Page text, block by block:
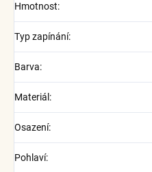
Hmotnost:
Typ zapínání:
Barva:
Materiál :
Osazení:
Pohlaví: